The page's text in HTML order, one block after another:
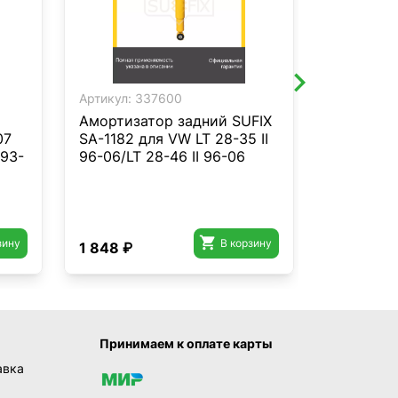
Артикул: 337600
Амортизатор задний SUFIX
SA-1182 для VW LT 28-35 II
96-06/LT 28-46 II 96-06
1 848 ₽  В корзину
Принимаем к оплате карты